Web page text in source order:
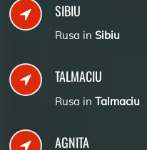
SIBIU
Rusa in Sibiu
TALMACIU
Rusa in Talmaciu
AGNITA